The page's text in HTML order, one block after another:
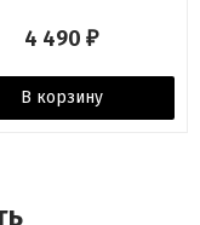
4 490 ₽
В корзину